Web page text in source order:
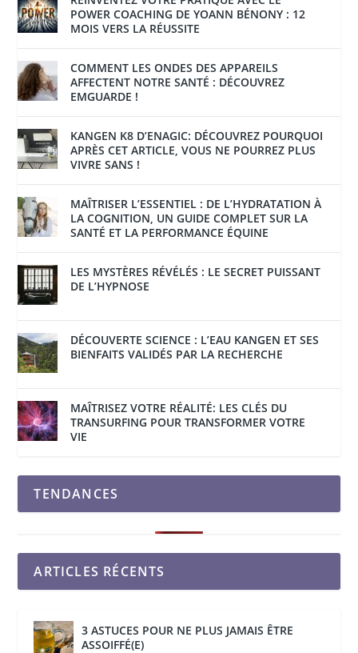
POWER COACHING DE YOANN BÉNONY : 12
MOIS VERS LA RÉUSSITE
COMMENT LES ONDES DES APPAREILS
AFFECTENT NOTRE SANTÉ : DÉCOUVREZ
EMGUARDE !
KANGEN K8 D’ENAGIC: DÉCOUVREZ POURQUOI
APRÈS CET ARTICLE, VOUS NE POURREZ PLUS
VIVRE SANS !
MAÎTRISER L’ESSENTIEL : DE L’HYDRATATION À
LA COGNITION, UN GUIDE COMPLET SUR LA
SANTÉ ET LA PERFORMANCE ÉQUINE
LES MYSTÈRES RÉVÉLÉS : LE SECRET PUISSANT
DE L’HYPNOSE
DÉCOUVERTE SCIENCE : L’EAU KANGEN ET SES
BIENFAITS VALIDÉS PAR LA RECHERCHE
MAÎTRISEZ VOTRE RÉALITÉ: LES CLÉS DU
TRANSURFING POUR TRANSFORMER VOTRE
VIE
TENDANCES
ARTICLES RÉCENTS
3 ASTUCES POUR NE PLUS JAMAIS ÊTRE
ASSOIFFÉ(E)